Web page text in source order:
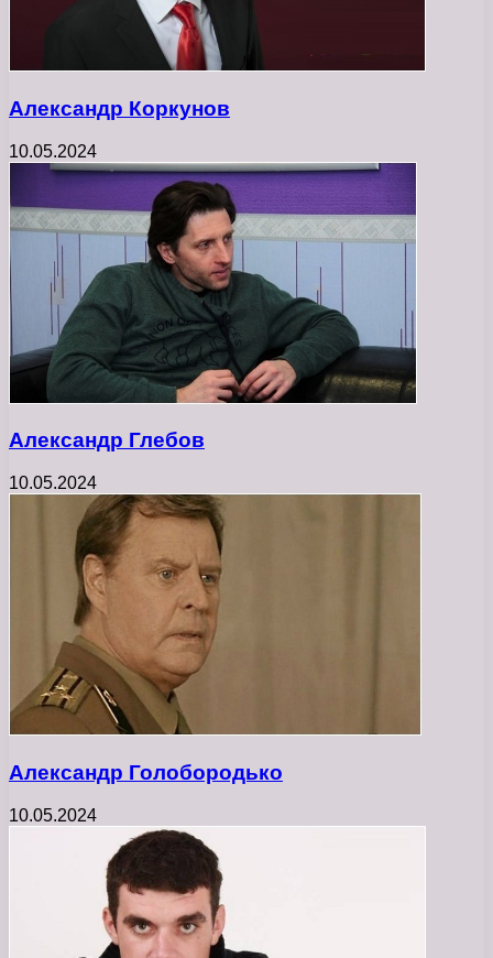
Александр Коркунов
10.05.2024
Александр Глебов
10.05.2024
Александр Голобородько
10.05.2024